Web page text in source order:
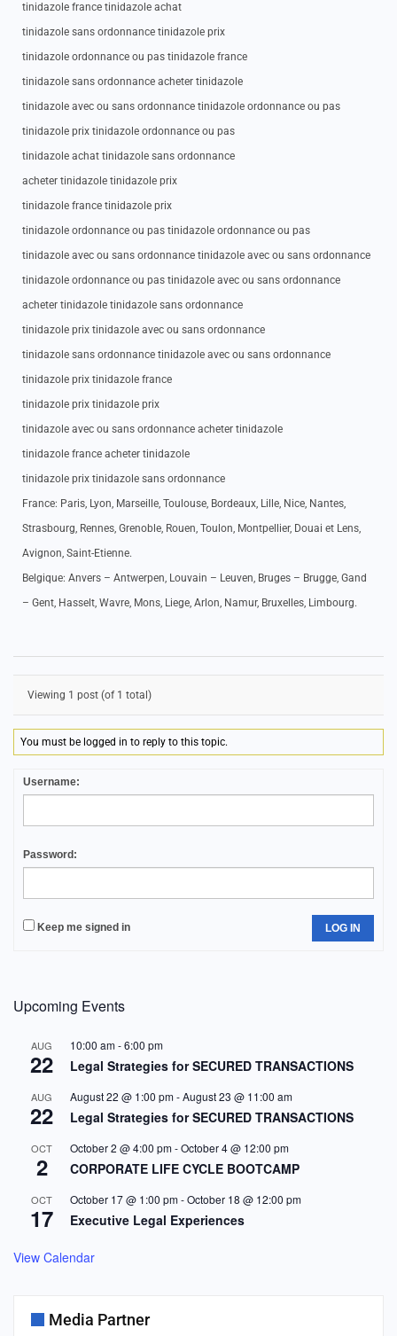
tinidazole france tinidazole achat
tinidazole sans ordonnance tinidazole prix
tinidazole ordonnance ou pas tinidazole france
tinidazole sans ordonnance acheter tinidazole
tinidazole avec ou sans ordonnance tinidazole ordonnance ou pas
tinidazole prix tinidazole ordonnance ou pas
tinidazole achat tinidazole sans ordonnance
acheter tinidazole tinidazole prix
tinidazole france tinidazole prix
tinidazole ordonnance ou pas tinidazole ordonnance ou pas
tinidazole avec ou sans ordonnance tinidazole avec ou sans ordonnance
tinidazole ordonnance ou pas tinidazole avec ou sans ordonnance
acheter tinidazole tinidazole sans ordonnance
tinidazole prix tinidazole avec ou sans ordonnance
tinidazole sans ordonnance tinidazole avec ou sans ordonnance
tinidazole prix tinidazole france
tinidazole prix tinidazole prix
tinidazole avec ou sans ordonnance acheter tinidazole
tinidazole france acheter tinidazole
tinidazole prix tinidazole sans ordonnance
France: Paris, Lyon, Marseille, Toulouse, Bordeaux, Lille, Nice, Nantes,
Strasbourg, Rennes, Grenoble, Rouen, Toulon, Montpellier, Douai et Lens,
Avignon, Saint-Etienne.
Belgique: Anvers – Antwerpen, Louvain – Leuven, Bruges – Brugge, Gand
– Gent, Hasselt, Wavre, Mons, Liege, Arlon, Namur, Bruxelles, Limbourg.
Viewing 1 post (of 1 total)
You must be logged in to reply to this topic.
Username:
Password:
Keep me signed in LOG IN
Upcoming Events
AUG
22
10:00 am-6:00 pm
Legal Strategies for SECURED TRANSACTIONS
AUG
22
August 22 @ 1:00 pm-August 23 @ 11:00 am
Legal Strategies for SECURED TRANSACTIONS
OCT
2
October 2 @ 4:00 pm-October 4 @ 12:00 pm
CORPORATE LIFE CYCLE BOOTCAMP
OCT
17
October 17 @ 1:00 pm-October 18 @ 12:00 pm
Executive Legal Experiences
View Calendar
Media Partner